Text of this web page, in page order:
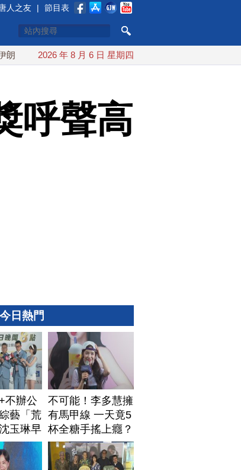
人之友 | 節目表
行費 配合漢光 總統賴清德親登雲豹前進圓山指揮所
2026 年 8 月 6 日 星期四
呼聲高
日熱門
不辦公
藝「荒
玉琳早
不可能！李多慧擁
有馬甲線 一天竟5
杯全糖手搖上癮？